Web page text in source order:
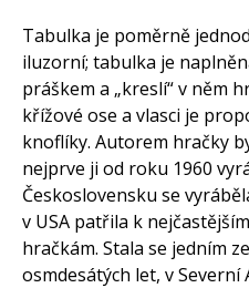
Tabulka je poměrně
iluzorní; tabulka je
práškem a „kreslí“ v něm
křížové ose a vlasci je
knoflíky. Autorem hračky
nejprve ji od roku 1960
Československu se
v USA patřila k
hračkám. Stala se jedním
osmdesátých let, v Severní